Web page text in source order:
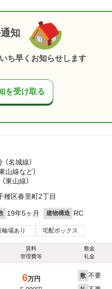
知
ち早くお知らせします
を受け取る
（名城線）
山線など）
東山線）
種区春里町2丁目
19年5ヶ月 建物構造 RC
輪場あり 宅配ボックス
賃料
管理費等
敷金
礼金
6万円
敷 不要